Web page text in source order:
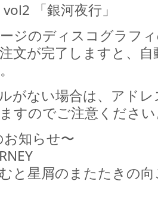
「銀河夜行」
ジのディスコグラフ
文が完了しますと、
がない場合は、アド
すのでご注意くださ
知らせ〜
と星屑のまたたきの